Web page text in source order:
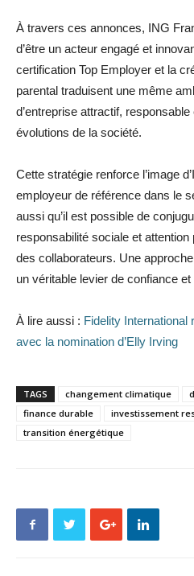
À travers ces annonces, ING
d’être un acteur engagé et
certification Top Employer et la
parental traduisent une même
d’entreprise attractif,
évolutions de la société.
Cette stratégie renforce l’image
employeur de référence dans le
aussi qu’il est possible de
responsabilité sociale et
des collaborateurs. Une
un véritable levier de confiance
À lire aussi : Fidelity International
avec la nomination d’Elly Irving
TAGS changement climatique
finance durable
investissement
transition énergétique